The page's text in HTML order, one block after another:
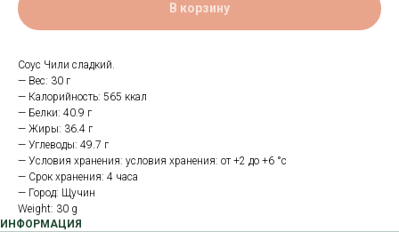
В корзину
Соус Чили сладкий.
— Вес: 30 г
— Калорийность: 565 ккал
— Белки: 40.9 г
— Жиры: 36.4 г
— Углеводы: 49.7 г
— Условия хранения: условия хранения: от +2 до +6 °с
— Срок хранения: 4 часа
— Город: Щучин
Weight: 30 g
ИНФОРМАЦИЯ